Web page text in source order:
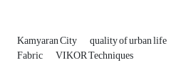
Kamyaran City quality of urban life
Fabric VIKOR Techniques